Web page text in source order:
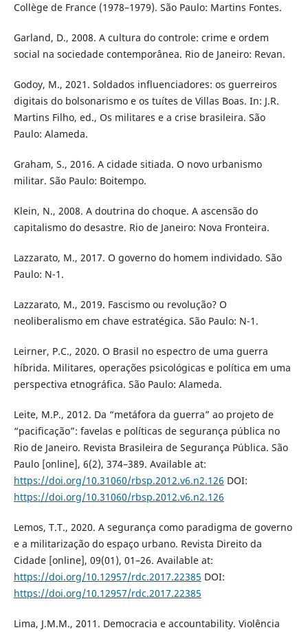
Collège de France (1978–1979). São Paulo: Martins Fontes.
Garland, D., 2008. A cultura do controle: crime e ordem
social na sociedade contemporânea. Rio de Janeiro: Revan.
Godoy, M., 2021. Soldados influenciadores: os guerreiros
digitais do bolsonarismo e os tuítes de Villas Boas. In: J.R.
Martins Filho, ed., Os militares e a crise brasileira. São
Paulo: Alameda.
Graham, S., 2016. A cidade sitiada. O novo urbanismo
militar. São Paulo: Boitempo.
Klein, N., 2008. A doutrina do choque. A ascensão do
capitalismo do desastre. Rio de Janeiro: Nova Fronteira.
Lazzarato, M., 2017. O governo do homem individado. São
Paulo: N-1.
Lazzarato, M., 2019. Fascismo ou revolução? O
neoliberalismo em chave estratégica. São Paulo: N-1.
Leirner, P.C., 2020. O Brasil no espectro de uma guerra
híbrida. Militares, operações psicológicas e política em uma
perspectiva etnográfica. São Paulo: Alameda.
Leite, M.P., 2012. Da “metáfora da guerra” ao projeto de
“pacificação”: favelas e políticas de segurança pública no
Rio de Janeiro. Revista Brasileira de Segurança Pública. São
Paulo [online], 6(2), 374–389. Available at:
https://doi.org/10.31060/rbsp.2012.v6.n2.126 DOI:
https://doi.org/10.31060/rbsp.2012.v6.n2.126
Lemos, T.T., 2020. A segurança como paradigma de governo
e a militarização do espaço urbano. Revista Direito da
Cidade [online], 09(01), 01–26. Available at:
https://doi.org/10.12957/rdc.2017.22385 DOI:
https://doi.org/10.12957/rdc.2017.22385
Lima, J.M.M., 2011. Democracia e accountability. Violência